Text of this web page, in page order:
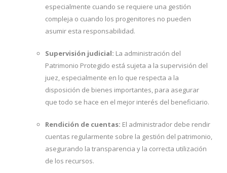
especialmente cuando se requiere una gestión
compleja o cuando los progenitores no pueden
asumir esta responsabilidad.
Supervisión judicial: La administración del
Patrimonio Protegido está sujeta a la supervisión del
juez, especialmente en lo que respecta a la
disposición de bienes importantes, para asegurar
que todo se hace en el mejor interés del beneficiario.
Rendición de cuentas: El administrador debe rendir
cuentas regularmente sobre la gestión del patrimonio,
asegurando la transparencia y la correcta utilización
de los recursos.